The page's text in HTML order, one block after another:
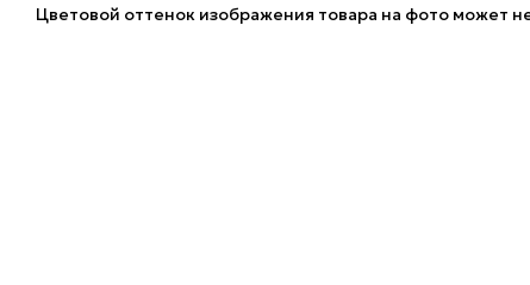
Цветовой оттенок изображения товара на фото может